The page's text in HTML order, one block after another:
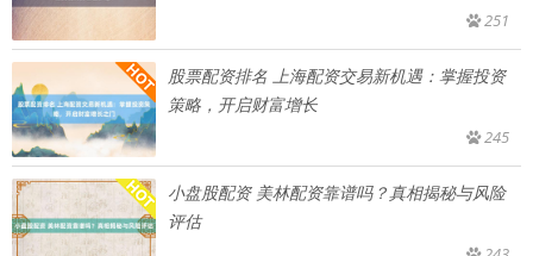
251
股票配资排名 上海配资交易新机遇：掌握投资
策略，开启财富增长
245
小盘股配资 美林配资靠谱吗？真相揭秘与风险
评估